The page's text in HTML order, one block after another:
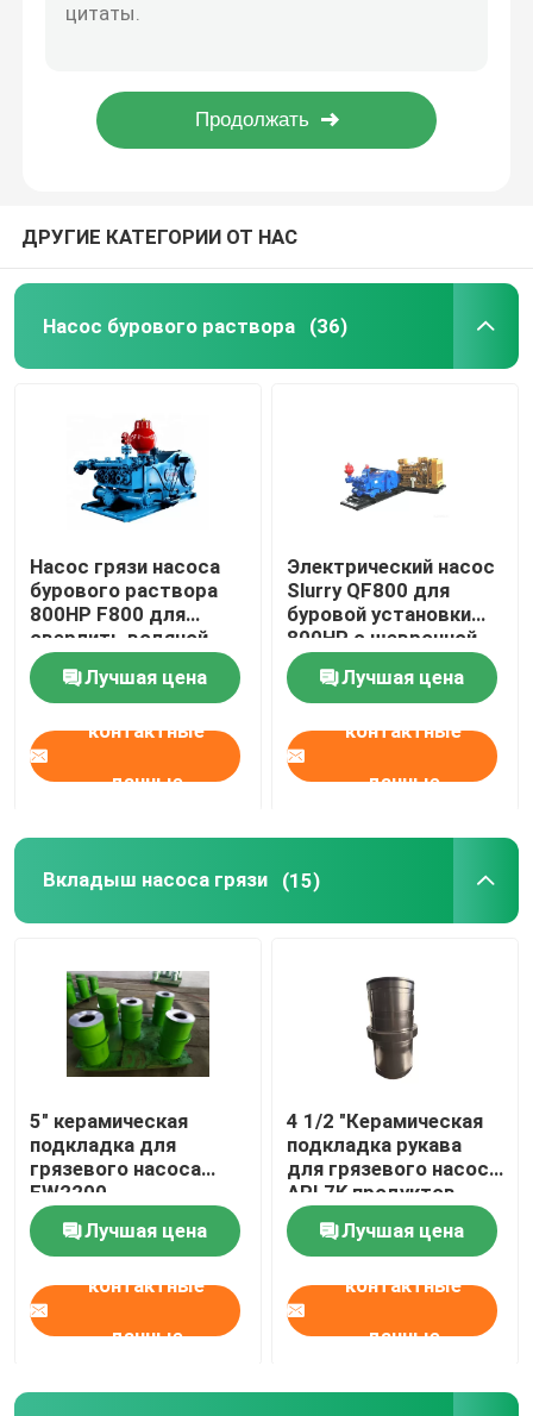
Роторный сверля шланг
ТАНЦУЕТ шланг контроля
Входной клапан и контрольный клапан
Шаровой клапан и клапан безопасности
Скважина и рождественская елка
Фитинги для вращающихся труб
BOP предотвращающего взрыв
Кольцевой ТАНЦУЕТ пакуя элемент
Буровые наконечники PDC
Инструменты для дна
Оборудование твердого контроля
Компоненты установки
ДРУГИЕ КАТЕГОРИИ ОТ НАС
Насос бурового раствора (36)
Насос грязи насоса
бурового раствора
800HP F800 для
сверлить водяной
скважины
Лучшая цена
контактные
данные
Электрический насос
Slurry QF800 для
буровой установки
800HP с шевронной
шестерней
Лучшая цена
контактные
данные
Вкладыш насоса грязи (15)
5" керамическая
подкладка для
грязевого насоса
EW2200
Лучшая цена
контактные
данные
4 1/2 "Керамическая
подкладка рукава
для грязевого насоса
API 7K продуктов
Лучшая цена
контактные
данные